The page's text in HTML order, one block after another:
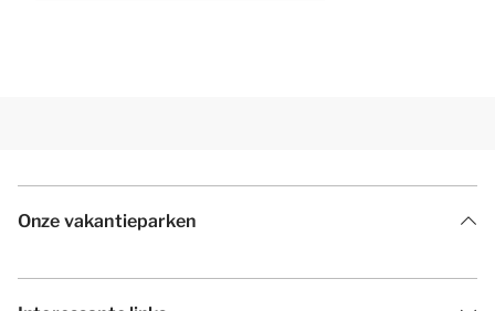
Onze vakantieparken